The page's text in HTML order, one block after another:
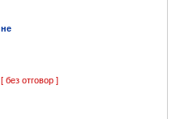
не
[ без отговор ]